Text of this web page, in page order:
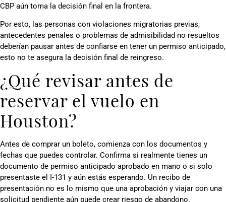
CBP aún toma la decisión final en la frontera.
Por esto, las personas con violaciones migratorias previas,
antecedentes penales o problemas de admisibilidad no resueltos
deberían pausar antes de confiarse en tener un permiso anticipado,
esto no te asegura la decisión final de reingreso.
¿Qué revisar antes de
reservar el vuelo en
Houston?
Antes de comprar un boleto, comienza con los documentos y
fechas que puedes controlar. Confirma si realmente tienes un
documento de permiso anticipado aprobado en mano o si solo
presentaste el I-131 y aún estás esperando. Un recibo de
presentación no es lo mismo que una aprobación y viajar con una
solicitud pendiente aún puede crear riesgo de abandono.